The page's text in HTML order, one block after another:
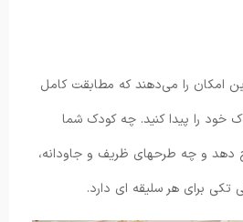
امکان را می‌دهند که مطابقت کامل
خود را پیدا کنید. چه کودک شما
دهد و چه طرحهای ظریف و جاودانه،
برای هر سلیقه ای دارد.